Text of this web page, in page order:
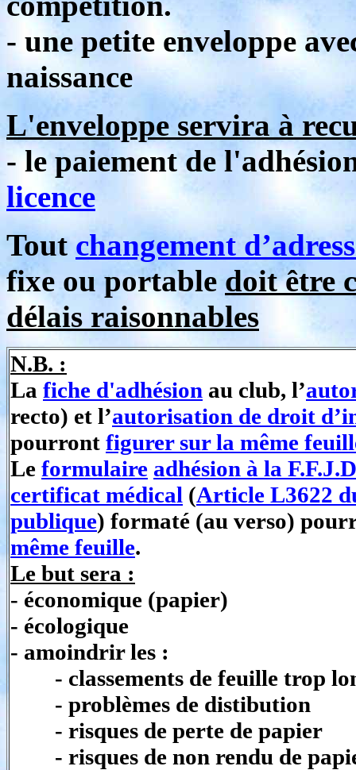
- une petite enveloppe
naissance
L'enveloppe servira à
- le paiement de
licence
Toutchangement
fixe ou portable doit être
délais raisonnables
N.B. :
La fiche d'adhésion au club, l’
recto) et l’autorisation de droit
pourront figurer sur la même
Le formulaire adhésion à la
certificat médical (Article L3622
publique) formaté (au verso)
même feuille.
Le but sera :
- économique (papier)
- écologique
- amoindrir les :
- classements de feuille trop
- problèmes de distibution
- risques de perte de papier
- risques de non rendu de